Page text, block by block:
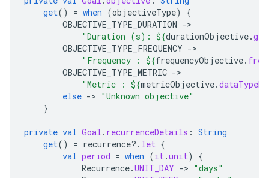
get() = when (objectiveType)
{
OBJECTIVE_TYPE_DURATION -
"Duration (s): ${durationObjective.
OBJECTIVE_TYPE_FREQUENCY -
"Frequency : ${frequencyObjective.
OBJECTIVE_TYPE_METRIC -
"Metric : ${metricObjective.
else -> "Unknown objective"
}
private val Goal . recurrenceDetails : String
get() = recurrence?. let {
val period = when (it.unit)
{
Recurrence.UNIT_DAY -> "days"